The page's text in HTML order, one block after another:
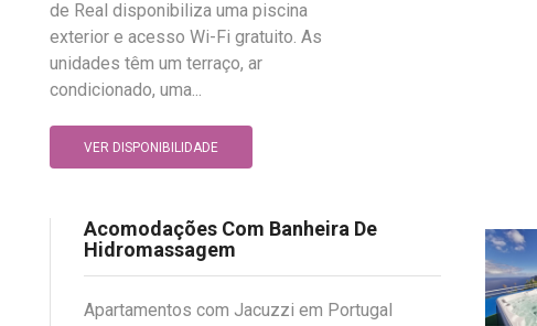
de Real disponibiliza uma piscina
exterior e acesso Wi-Fi gratuito. As
unidades têm um terraço, ar
condicionado, uma...
VER DISPONIBILIDADE
Acomodações Com Banheira De
Hidromassagem
Apartamentos com Jacuzzi em Portugal